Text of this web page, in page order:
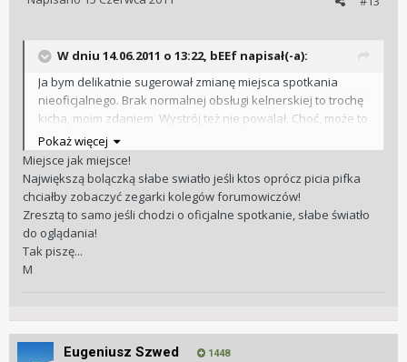
W dniu 14.06.2011 o 13:22, bEEf napisał(-a):
Ja bym delikatnie sugerował zmianę miejsca spotkania
nieoficjalnego. Brak normalnej obsługi kelnerskiej to trochę
kicha, moim zdaniem. Wystrój też nie powalał. Choć, może to
miejsce ma jakieś inne zalety, o których nie wiem, będąc tam
pierwszy raz. No ok, stek z grilla był niezły ;-)
Pokaż więcej
Miejsce jak miejsce!
Największą bolączką słabe swiatło jeśli ktos oprócz picia pifka
chciałby zobaczyć zegarki kolegów forumowiczów!
Zresztą to samo jeśli chodzi o oficjalne spotkanie, słabe światło
do oglądania!
Tak piszę...
M
Eugeniusz Szwed 1448